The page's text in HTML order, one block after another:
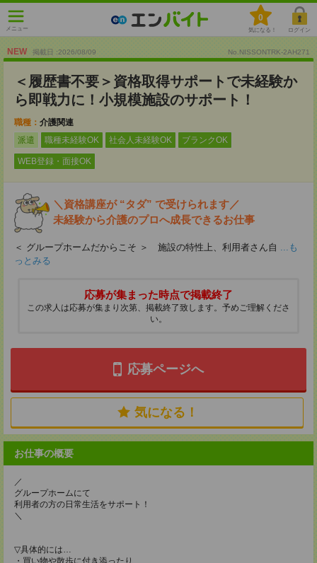
メニュー
0
気になる！ ログイン
NEW 掲載日 :2026/08/09 No.NISSONTRK-2AH271
＜履歴書不要＞資格取得サポートで未経験か
ら即戦力に！小規模施設のサポート！
職種： 介護関連
派遣
職種未経験OK 社会人未経験OK ブランクOK
WEB登録・面接OK
＼資格講座が “タダ” で受けられます／
未経験から介護のプロへ成長できるお仕事
＜ グループホームだからこそ ＞ 施設の特性上、利用者さん自 ...も
っとみる
応募が集まった時点で掲載終了
この求人は応募が集まり次第、掲載終了致します。予めご理解くださ
い。
応募ページへ
気になる！
お仕事の概要
／
グループホームにて
利用者の方の日常生活をサポート！
＼
▽具体的には…
・買い物や散歩に付き添ったり